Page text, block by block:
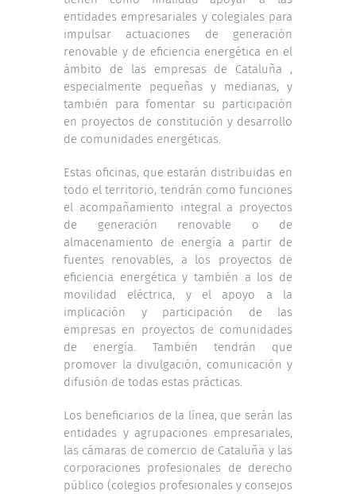
entidades empresariales y colegiales para
impulsar actuaciones de generación
renovable y de eficiencia energética en el
ámbito de las empresas de Cataluña ,
especialmente pequeñas y medianas, y
también para fomentar su participación
en proyectos de constitución y desarrollo
de comunidades energéticas.
Estas oficinas, que estarán distribuidas en
todo el territorio, tendrán como funciones
el acompañamiento integral a proyectos
de generación renovable o de
almacenamiento de energía a partir de
fuentes renovables, a los proyectos de
eficiencia energética y también a los de
movilidad eléctrica, y el apoyo a la
implicación y participación de las
empresas en proyectos de comunidades
de energía. También tendrán que
promover la divulgación, comunicación y
difusión de todas estas prácticas.
Los beneficiarios de la línea, que serán las
entidades y agrupaciones empresariales,
las cámaras de comercio de Cataluña y las
corporaciones profesionales de derecho
público (colegios profesionales y consejos